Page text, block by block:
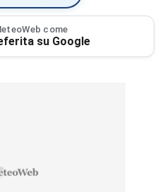
come
su Google